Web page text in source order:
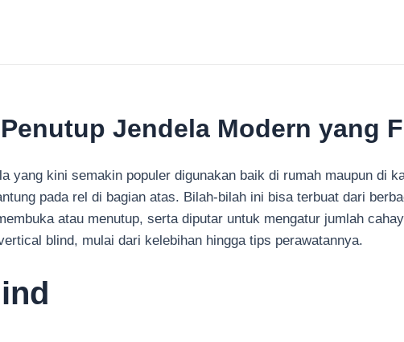
Jendela Modern yang
yang kini semakin populer digunakan baik di rumah maupun di
pada rel di bagian atas. Bilah-bilah ini bisa terbuat dari
atau menutup, serta diputar untuk mengatur jumlah
blind, mulai dari kelebihan hingga tips perawatannya.